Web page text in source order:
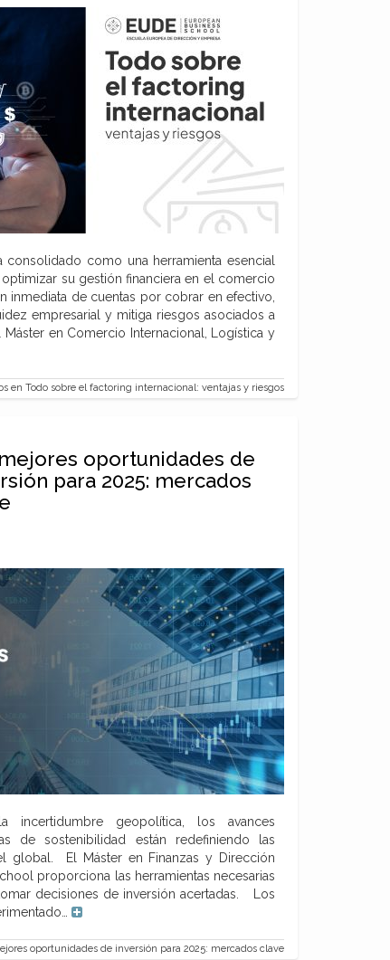
consolidado como una herramienta esencial
su gestión financiera en el comercio
inmediata de cuentas por cobrar en efectivo,
empresarial y mitiga riesgos asociados a
en Comercio Internacional, Logística y
en Todo sobre el factoring internacional: ventajas y riesgos
oportunidades de
para 2025: mercados
incertidumbre geopolítica, los avances
de sostenibilidad están redefiniendo las
global. El Máster en Finanzas y Dirección
proporciona las herramientas necesarias
decisiones de inversión acertadas. Los
oportunidades de inversión para 2025: mercados clave